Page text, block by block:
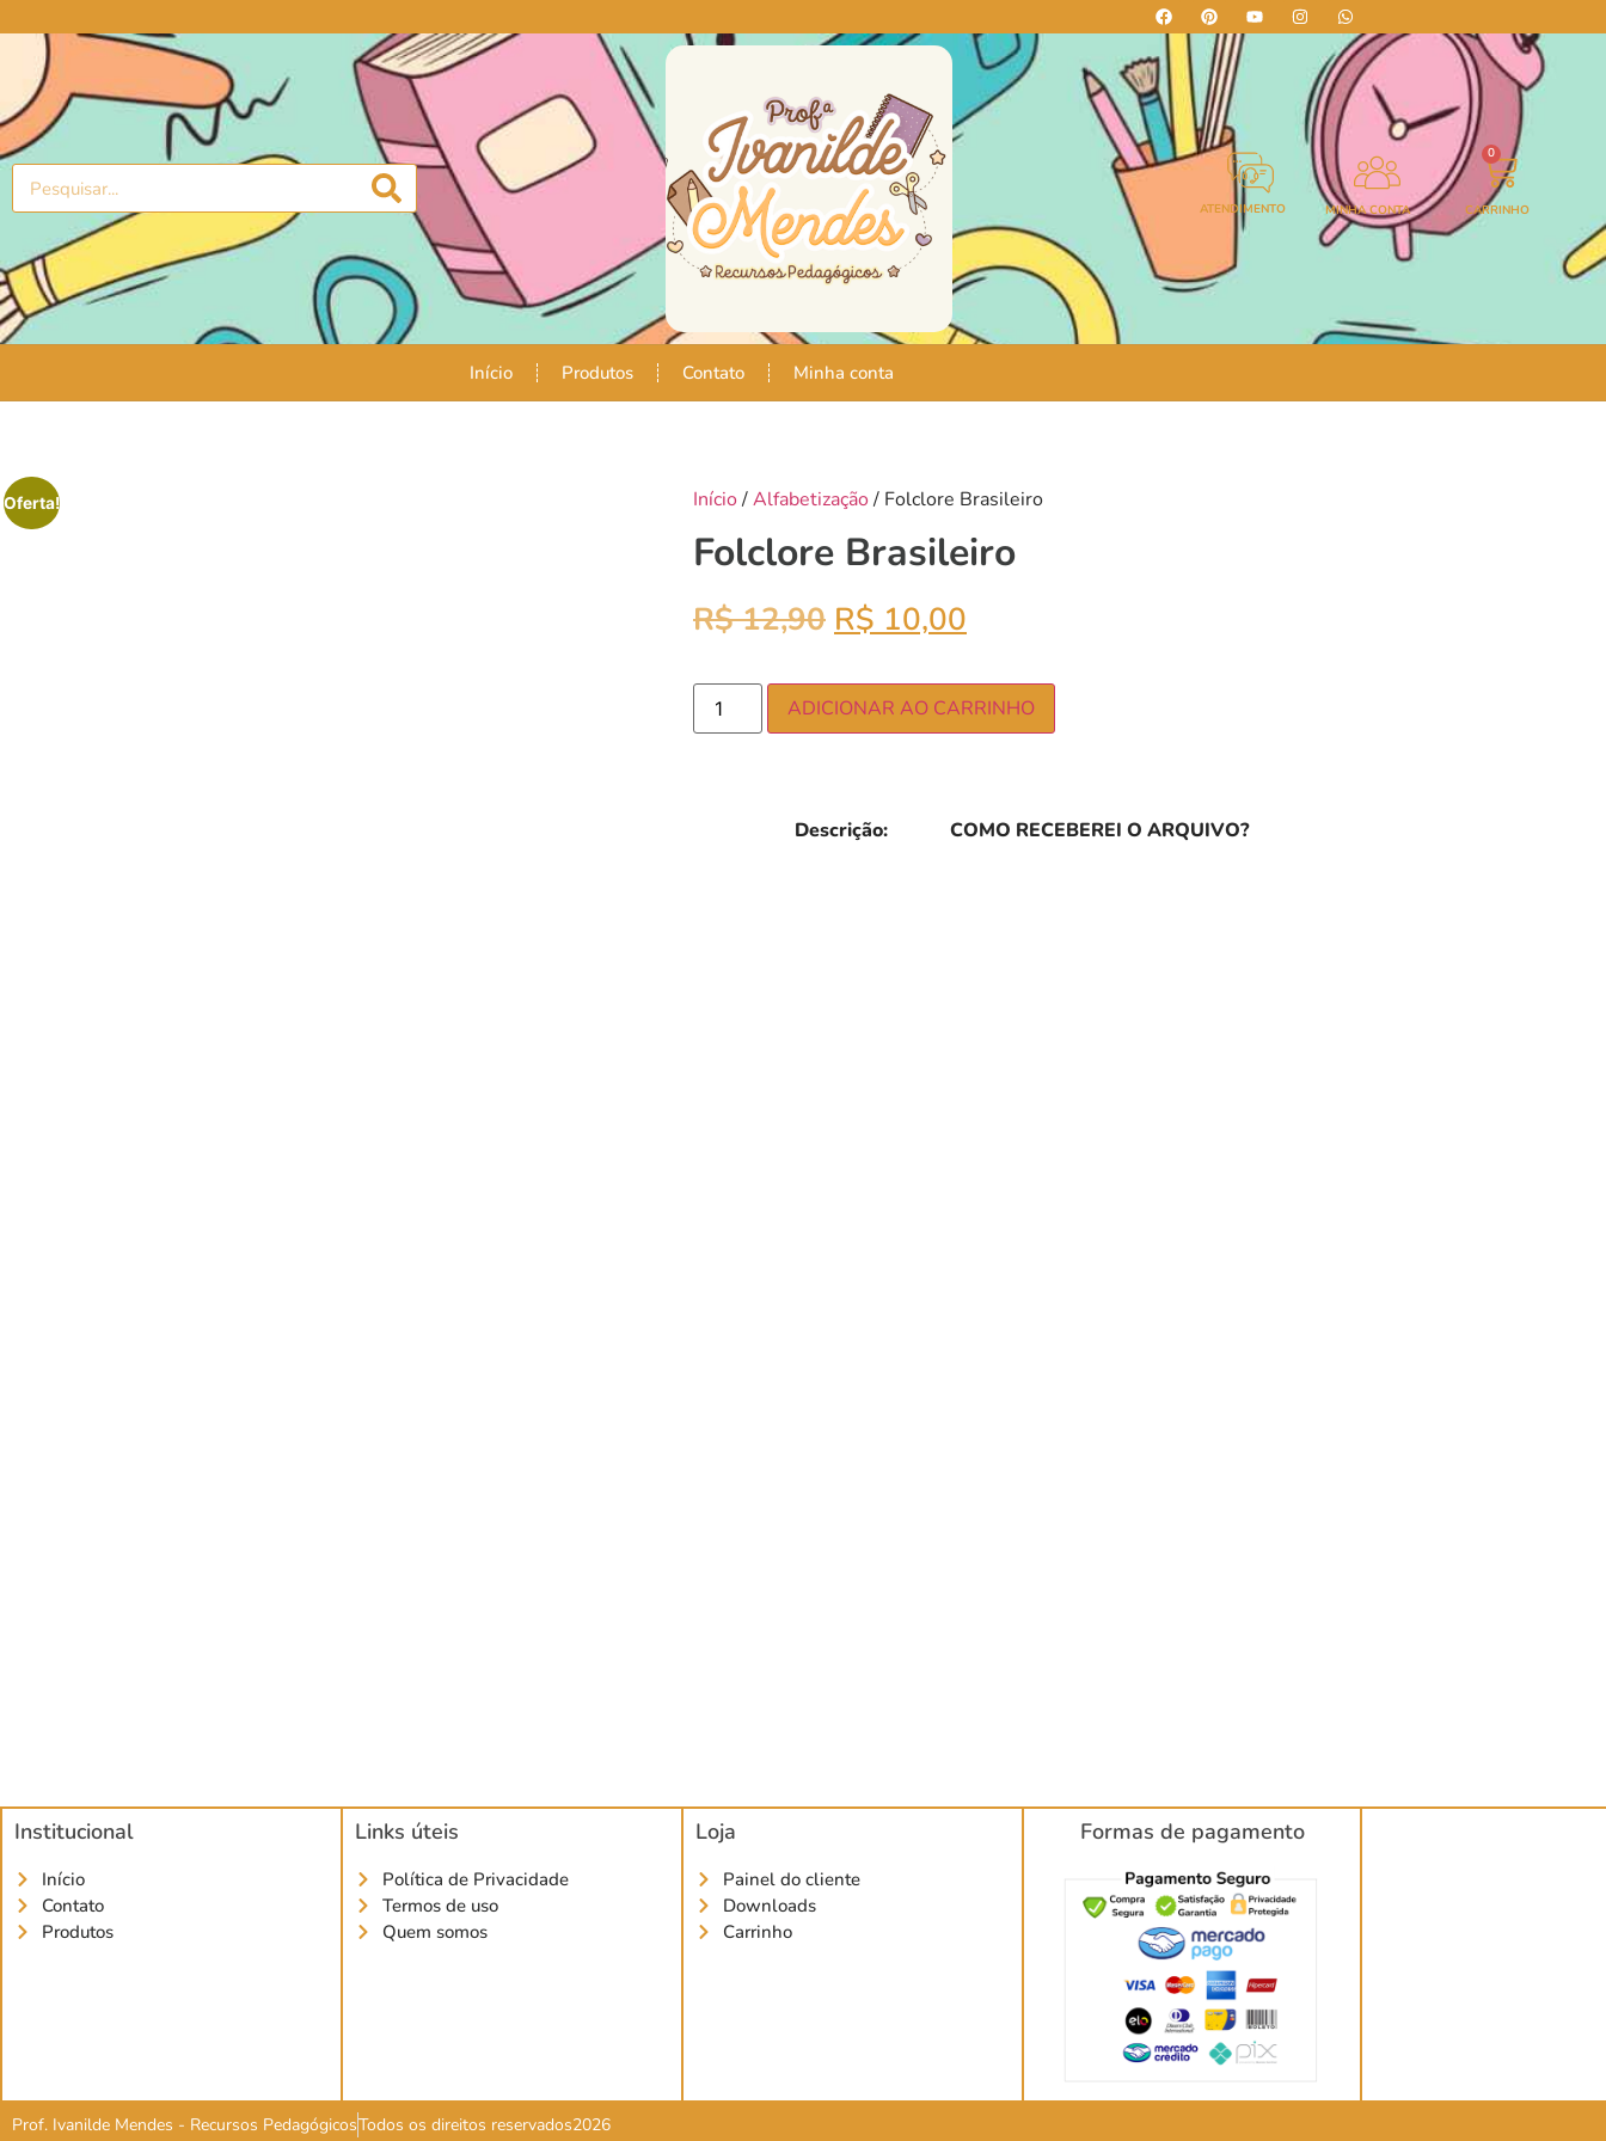
ATENDIMENTO MINHA CONTA
0
CARRINHO
Início Produtos Contato Minha conta
Oferta! Início/Alfabetização/ Folclore Brasileiro
Folclore Brasileiro
R$12,90 R$ 10,00
ADICIONAR AO CARRINHO
Descrição: COMO RECEBEREI O ARQUIVO?
Institucional
Início
Contato
Produtos
Links úteis
Política de Privacidade
Termos de uso
Quem somos
Loja
Painel do cliente
Downloads
Carrinho
Formas de pagamento
Prof. Ivanilde Mendes - Recursos PedagógicosTodos os direitos reservados2026